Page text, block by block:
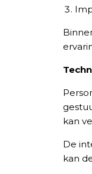
kan
De
kan